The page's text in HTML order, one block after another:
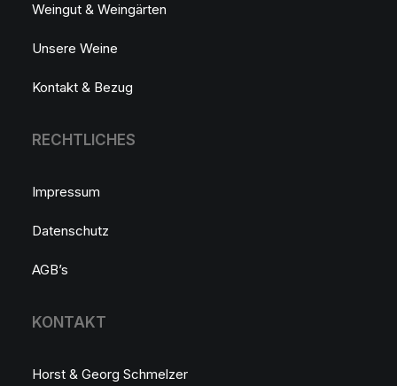
Weingut & Weingärten
Unsere Weine
Kontakt & Bezug
RECHTLICHES
Impressum
Datenschutz
AGB’s
KONTAKT
Horst & Georg Schmelzer